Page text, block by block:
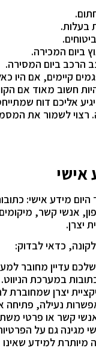
בעלות.
ביום המכירה.
הרכב ביום המסירה.
קיימים, אם היו
חשוב מאוד אם
אליכם דוח
רצוי לשמור את
אישי
מידע אישי:
אנשי קשר,
יצרן.
כדאי לבדוק:
עדיין מחובר
במערכת הניווט.
יצרן שמחוברת
נעילה, פתיחה
קשר או פרטי
מגינה גם על
מיותרת למידע